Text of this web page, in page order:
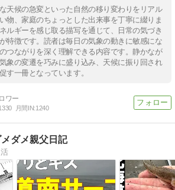
天候の急変といった自然の移り変わりをリアル
物、家庭のちょっとした出来事を丁寧に綴りま
ルギーを感じ取る描写を通じて、日常の気づき
特徴です。読者は毎日の気象の動きに敏感にな
つながりを深く理解できる内容です。静かなが
象の変遷を巧みに盛り込み、天候に振り回され
す一冊となっています。
月間IN:1240
ダメ親父日記